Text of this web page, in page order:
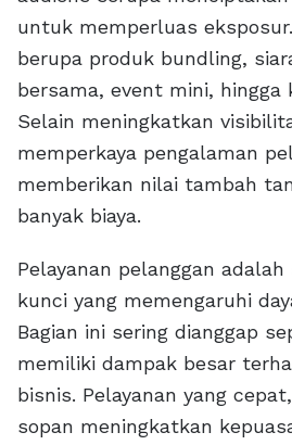
untuk memperluas
berupa produk bundling,
bersama, event mini, hingga
Selain meningkatkan
memperkaya pengalaman
memberikan nilai tambah
banyak biaya.
Pelayanan pelanggan
kunci yang memengaruhi
Bagian ini sering dianggap
memiliki dampak besar
bisnis. Pelayanan yang
sopan meningkatkan